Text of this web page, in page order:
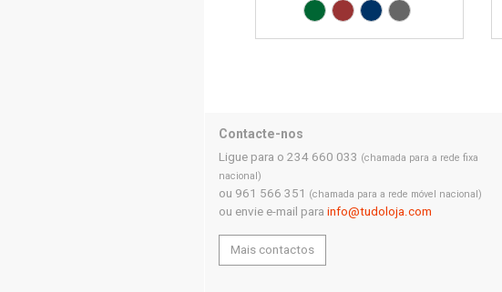
Verde RAL6029
Vermelho RAL3000
Azul RAL5002
Cinza RAL7015
Contacte-nos
Ligue para o 234 660 033 (chamada para a rede fixa
nacional)
ou 961 566 351 (chamada para a rede móvel nacional)
ou envie e-mail para info@tudoloja.com
Mais contactos